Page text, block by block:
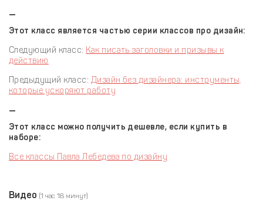
—
Этот класс является частью серии классов про дизайн:
Следующий класс: Как писать заголовки и призывы к
действию
Предыдущий класс: Дизайн без дизайнера: инструменты,
которые ускоряют работу
—
Этот класс можно получить дешевле, если купить в
наборе:
Все классы Павла Лебедева по дизайну
Видео (1 час 18 минут)